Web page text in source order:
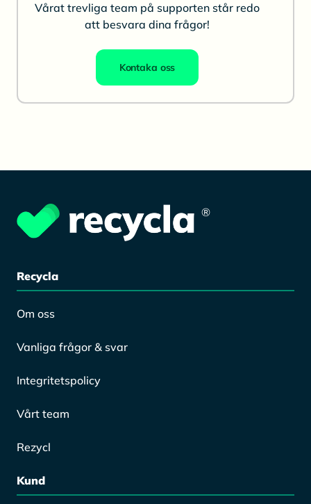
Vårat trevliga team på supporten står redo
att besvara dina frågor!
Kontaka oss
®
Recycla
Om oss
Vanliga frågor & svar
Integritetspolicy
Vårt team
Rezycl
Kund